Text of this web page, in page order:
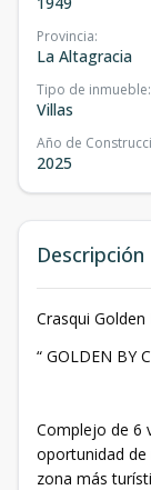
Provincia:
La Altagracia
Tipo de inmueble:
Villas
Año de
2025
Descripción
Crasqui Golden
“ GOLDEN BY
Complejo de 6
oportunidad de
zona más